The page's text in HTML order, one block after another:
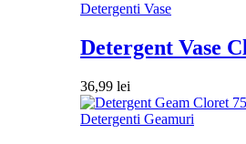
Detergenti Vase
Detergent Vase
36,99 lei
Detergenti Geamuri